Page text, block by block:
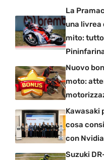
La
una livrea
mito:
Nuovo
moto:
Kawasaki
cosa
con Nvidia
Suzuki